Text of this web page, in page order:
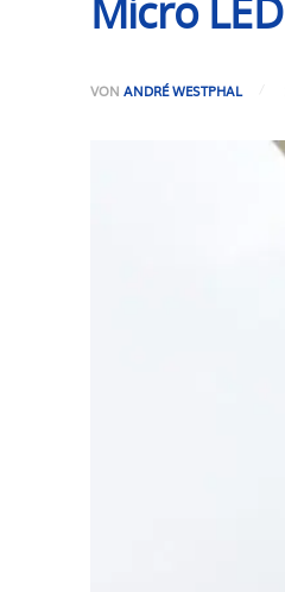
Micro
VON ANDRÉ WESTPHAL